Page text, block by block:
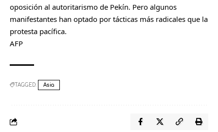
oposición al autoritarismo de Pekín. Pero algunos
manifestantes han optado por tácticas más radicales que la
protesta pacífica.
AFP
TAGGED: Asia